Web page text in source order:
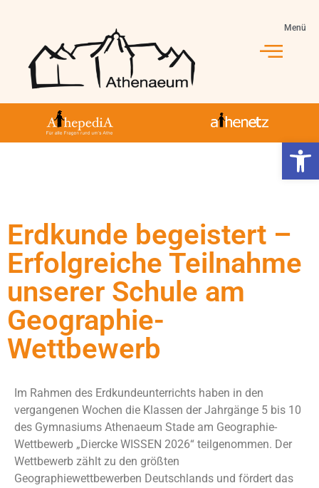
Menü
Erdkunde begeistert –
Erfolgreiche Teilnahme
unserer Schule am
Geographie-
Wettbewerb
Im Rahmen des Erdkundeunterrichts haben in den
vergangenen Wochen die Klassen der Jahrgänge 5 bis 10
des Gymnasiums Athenaeum Stade am Geographie-
Wettbewerb „Diercke WISSEN 2026“ teilgenommen. Der
Wettbewerb zählt zu den größten
Geographiewettbewerben Deutschlands und fördert das